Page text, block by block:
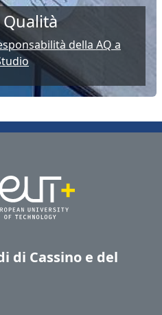
della AQ a
di Cassino e del